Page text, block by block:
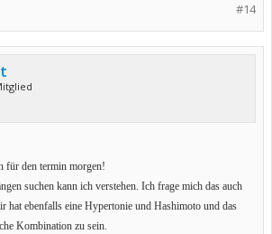
#14
für den termin morgen!
suchen kann ich verstehen. Ich frage mich das auch
hat ebenfalls eine Hypertonie und Hashimoto und das
Kombination zu sein.